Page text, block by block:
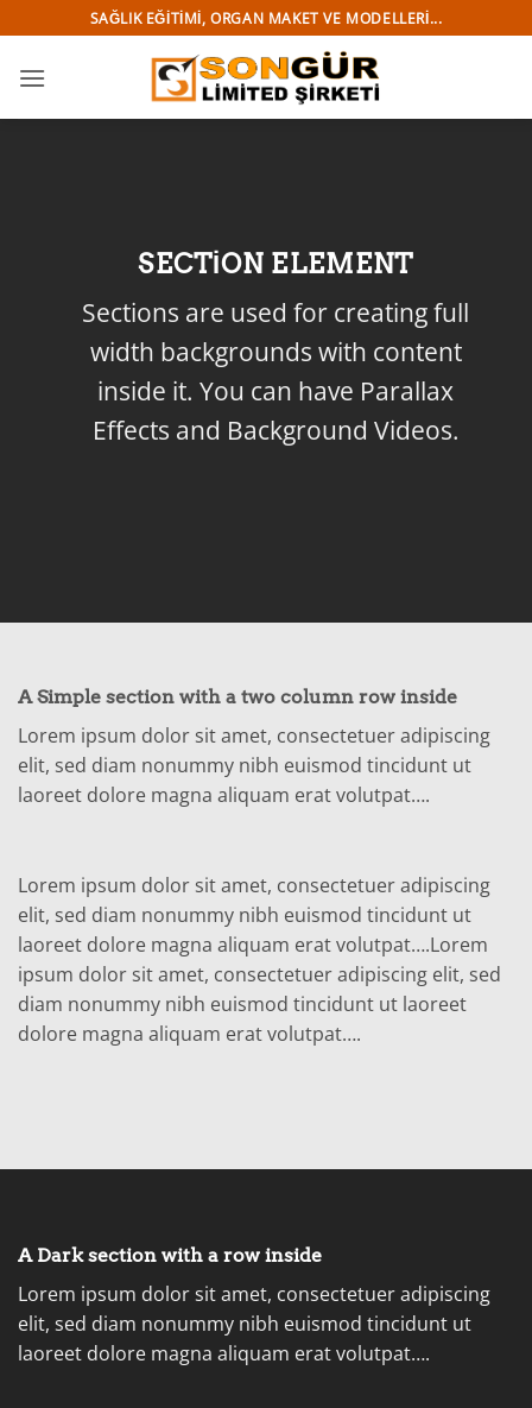
atla
SAĞLIK EĞITIMI, ORGAN MAKET VE MODELLERI...
SECTION ELEMENT
Sections are used for creating full
width backgrounds with content
inside it. You can have Parallax
Effects and Background Videos.
A Simple section with a two column row inside
Lorem ipsum dolor sit amet, consectetuer adipiscing
elit, sed diam nonummy nibh euismod tincidunt ut
laoreet dolore magna aliquam erat volutpat….
Lorem ipsum dolor sit amet, consectetuer adipiscing
elit, sed diam nonummy nibh euismod tincidunt ut
laoreet dolore magna aliquam erat volutpat….Lorem
ipsum dolor sit amet, consectetuer adipiscing elit, sed
diam nonummy nibh euismod tincidunt ut laoreet
dolore magna aliquam erat volutpat….
A Dark section with a row inside
Lorem ipsum dolor sit amet, consectetuer adipiscing
elit, sed diam nonummy nibh euismod tincidunt ut
laoreet dolore magna aliquam erat volutpat….